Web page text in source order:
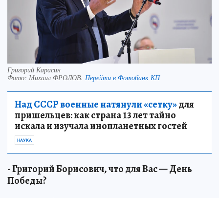
Григорий Карасин
Фото: Михаил ФРОЛОВ. Перейти в Фотобанк КП
Над СССР военные натянули «сетку»для
пришельцев: как страна 13 лет тайно
искала и изучала инопланетных гостей
НАУКА
- Григорий Борисович, что для Вас — День
Победы?